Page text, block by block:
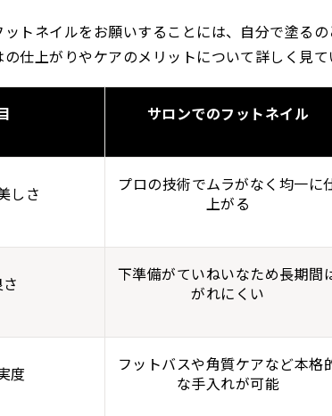
トネイルをお願いすることには、自分で塗る
仕上がりやケアのメリットについて詳しく見て
サロンでのフットネイル
しさ
プロの技術でムラがなく均一に
上がる
下準備がていねいなため長期間
がれにくい
度
フットバスや角質ケアなど本格
な手入れが可能